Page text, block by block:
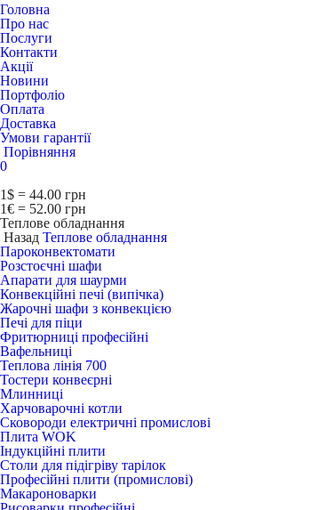
Головна
Про нас
Послуги
Контакти
Акції
Новини
Портфоліо
Оплата
Доставка
Умови гарантії
Порівняння
0
1$ = 44.00 грн
1€ = 52.00 грн
Теплове обладнання
Назад Теплове обладнання
Пароконвектомати
Розстоєчні шафи
Апарати для шаурми
Конвекційні печі (випічка)
Жарочні шафи з конвекцією
Печі для піци
Фритюрниці професійні
Вафельниці
Теплова лінія 700
Тостери конвеєрні
Млинниці
Харчоварочні котли
Сковороди електричні промислові
Плита WOK
Індукційні плити
Столи для підігріву тарілок
Професійні плити (промислові)
Макароноварки